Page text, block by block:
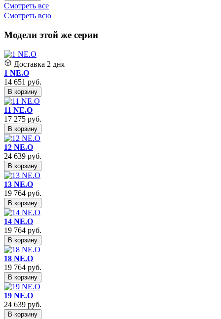
Смотреть все
Смотреть всю
Модели этой же серии
Доставка 2 дня
1 NE.O
14 651 руб.
В корзину
11 NE.O
17 275 руб.
В корзину
12 NE.O
24 639 руб.
В корзину
13 NE.O
19 764 руб.
В корзину
14 NE.O
19 764 руб.
В корзину
18 NE.O
19 764 руб.
В корзину
19 NE.O
24 639 руб.
В корзину